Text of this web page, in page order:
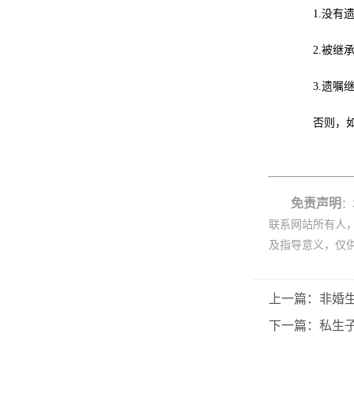
1.没有遗
2.被继承
3.遗嘱继
否则，如
免责声明
联系网站所有人
及指导意义，仅
上一篇：非婚
下一篇：私生